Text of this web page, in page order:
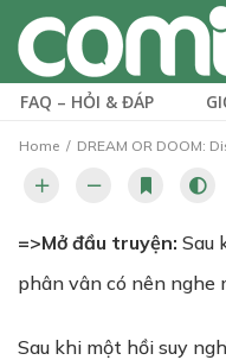
FAQ – HỎI & ĐÁP
Home DREAM OR DOOM:
=>Mở đầu truyện: Sau
phân vân có nên nghe
Sau khi một hồi suy